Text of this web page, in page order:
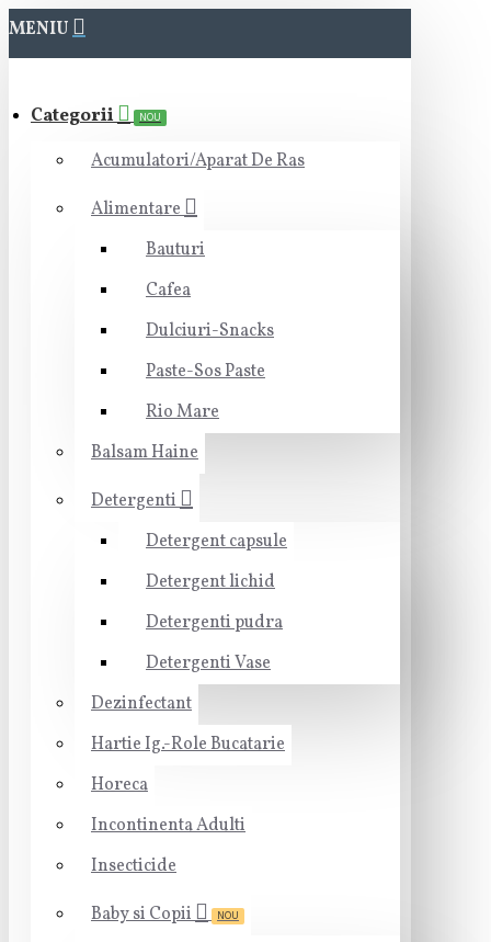
MENIU
Categorii NOU
Acumulatori/Aparat De Ras
Alimentare
Bauturi
Cafea
Dulciuri-Snacks
Paste-Sos Paste
Rio Mare
Balsam Haine
Detergenti
Detergent capsule
Detergent lichid
Detergenti pudra
Detergenti Vase
Dezinfectant
Hartie Ig.-Role Bucatarie
Horeca
Incontinenta Adulti
Insecticide
Baby si Copii
NOU